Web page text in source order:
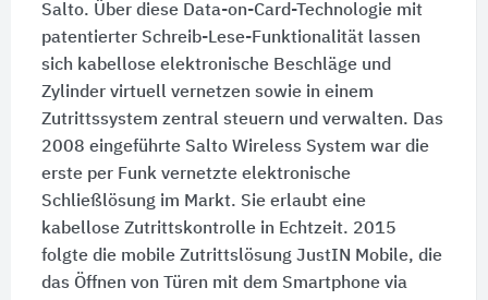
Salto. Über diese Data-on-Card-Technologie mit
patentierter Schreib-Lese-Funktionalität lassen
sich kabellose elektronische Beschläge und
Zylinder virtuell vernetzen sowie in einem
Zutrittssystem zentral steuern und verwalten. Das
2008 eingeführte Salto Wireless System war die
erste per Funk vernetzte elektronische
Schließlösung im Markt. Sie erlaubt eine
kabellose Zutrittskontrolle in Echtzeit. 2015
folgte die mobile Zutrittslösung JustIN Mobile, die
das Öffnen von Türen mit dem Smartphone via